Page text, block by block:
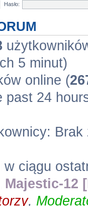
Hasło:
5 minut)
online (
past 24
w ciągu
Majestic-12
,